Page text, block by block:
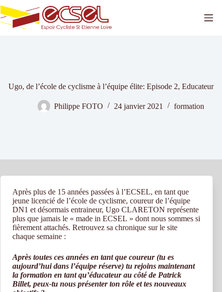
Passer
au
contenu
Ugo, de l’école de cyclisme à l’équipe élite: Episode 2, Educateur
Philippe FOTO 24 janvier 2021 formation
Après plus de 15 années passées à l’ECSEL, en tant que
jeune licencié de l’école de cyclisme, coureur de l’équipe
DN1 et désormais entraineur, Ugo CLARETON représente
plus que jamais le « made in ECSEL » dont nous sommes si
fièrement attachés. Retrouvez sa chronique sur le site
chaque semaine :
Après toutes ces années en tant que coureur (tu es
aujourd’hui dans l’équipe réserve) tu rejoins maintenant
la formation en tant qu’éducateur au côté de Patrick
Billet, peux-tu nous présenter ton rôle et tes nouveaux